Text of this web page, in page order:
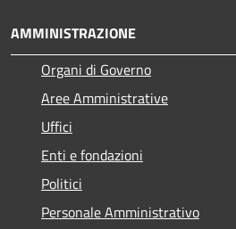
AMMINISTRAZIONE
Organi di Governo
Aree Amministrative
Uffici
Enti e fondazioni
Politici
Personale Amministrativo